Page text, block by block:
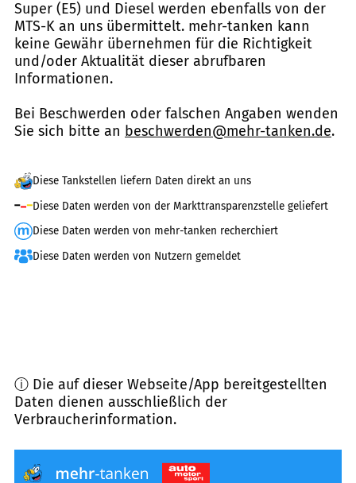
Super (E5) und Diesel werden ebenfalls von der
MTS-K an uns übermittelt. mehr-tanken kann
keine Gewähr übernehmen für die Richtigkeit
und/oder Aktualität dieser abrufbaren
Informationen.
Bei Beschwerden oder falschen Angaben wenden
Sie sich bitte an beschwerden@mehr-tanken.de.
Diese Tankstellen liefern Daten direkt an uns
Diese Daten werden von der Markttransparenzstelle geliefert
Diese Daten werden von mehr-tanken recherchiert
Diese Daten werden von Nutzern gemeldet
ⓘ Die auf dieser Webseite/App bereitgestellten
Daten dienen ausschließlich der
Verbraucherinformation.